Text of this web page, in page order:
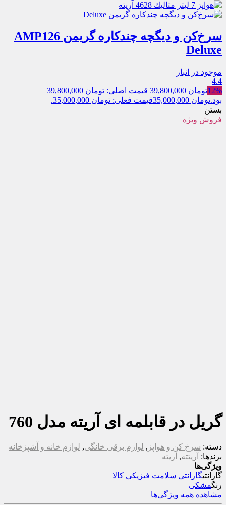
سرخ‌کن و دیگچه چندکاره گریمن AMP126
Deluxe
موجود در انبار
4.4
12%تومان39,800,000
قیمت اصلی: تومان 39,800,000
بود.تومان
قیمت فعلی: تومان 35,000,000.
بستن
فروش ویژه
گریل در قابلمه ای آریته مدل 760
دسته: سرخ کن و هواپز , لوازم برقی خانگی, لوازم خانه و آشپزخانه
برندها: آریتته, آریته
ویژگی‌ها
گارانتیگارانتی سلامت فیزیکی کالا
رنگمشکی
مشاهده همه ویژگی‌ها